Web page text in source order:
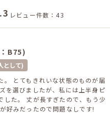
レビュー件数：43
B75)
として)
とてもきれいな状態のものが届
を選びましたが、私には上半身ピ
した。 丈が長すぎたので、もう少
好みだったので問題なしです!